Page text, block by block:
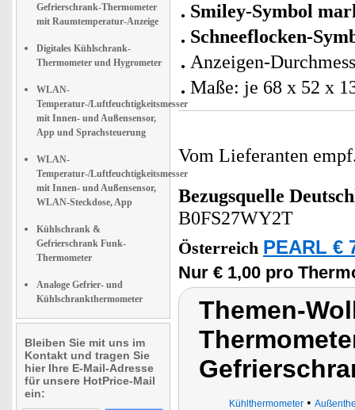
Gefrierschrank-Thermometer
mit Raumtemperatur-Anzeige
Digitales Kühlschrank-
Thermometer und Hygrometer
WLAN-
Temperatur-/Luftfeuchtigkeitsmesser
mit Innen- und Außensensor,
App und Sprachsteuerung
WLAN-
Temperatur-/Luftfeuchtigkeitsmesser
mit Innen- und Außensensor,
WLAN-Steckdose, App
Kühlschrank &
Gefrierschrank Funk-
Thermometer
Analoge Gefrier- und
Kühlschrankthermometer
Bleiben Sie mit uns im
Kontakt und tragen Sie
hier Ihre E-Mail-Adresse
für unsere HotPrice-Mail
ein:
Smiley-Symbol
Schneeflocken-
Anzeigen-
Maße: je 68 x 52 x
Vom Lieferanten
Bezugsquelle
B0FS27WY2T
Österreich PEARL €
Nur € 1,00 pro
Themen-
Kühlthermometer •